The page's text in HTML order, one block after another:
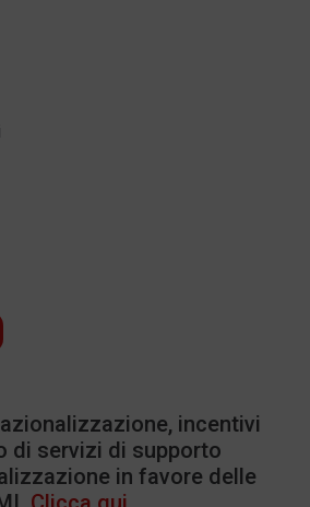
incentivi
di servizi di supporto
in favore delle